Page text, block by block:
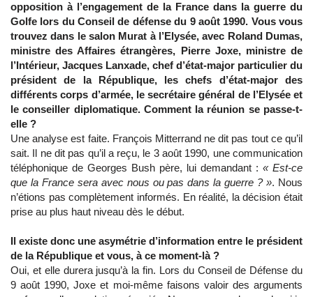
opposition à l’engagement de la France dans la guerre du
Golfe lors du Conseil de défense du 9 août 1990. Vous vous
trouvez dans le salon Murat à l’Elysée, avec Roland Dumas,
ministre des Affaires étrangères, Pierre Joxe, ministre de
l’Intérieur, Jacques Lanxade, chef d’état-major particulier du
président de la République, les chefs d’état-major des
différents corps d’armée, le secrétaire général de l’Elysée et
le conseiller diplomatique. Comment la réunion se passe-t-
elle ?
Une analyse est faite. François Mitterrand ne dit pas tout ce qu’il
sait. Il ne dit pas qu’il a reçu, le 3 août 1990, une communication
téléphonique de Georges Bush père, lui demandant : « Est-ce
que la France sera avec nous ou pas dans la guerre ? ». Nous
n’étions pas complètement informés. En réalité, la décision était
prise au plus haut niveau dès le début.
Il existe donc une asymétrie d’information entre le président
de la République et vous, à ce moment-là ?
Oui, et elle durera jusqu’à la fin. Lors du Conseil de Défense du
9 août 1990, Joxe et moi-même faisons valoir des arguments